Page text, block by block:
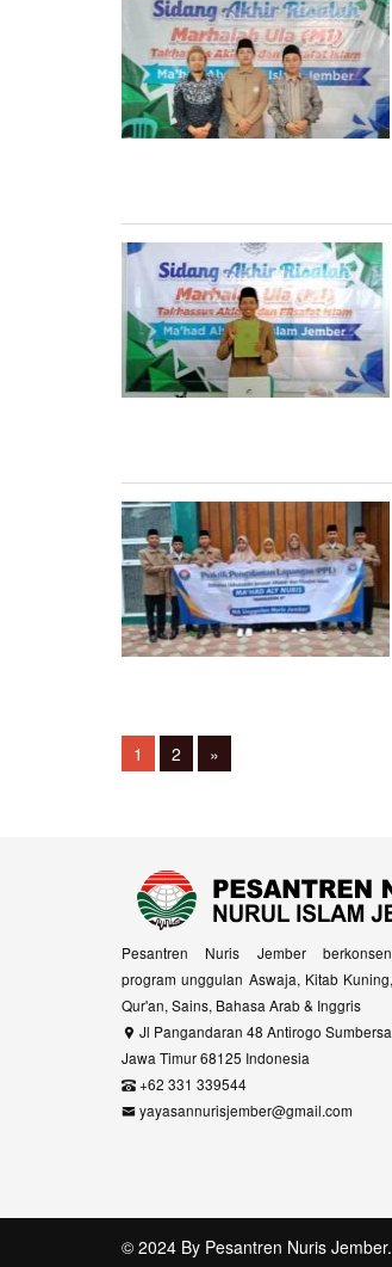
Posts
Page
1 Page
2 »
Pesantren Nuris Jember
program unggulan Aswaja, Kitab
Qur'an, Sains, Bahasa Arab & Inggris
Jl Pangandaran 48 Antirogo
Jawa Timur 68125 Indonesia
+62 331 339544
yayasannurisjember@gmail.com
© 2024 By Pesantren Nuris Jember